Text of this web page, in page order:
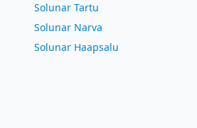
Solunar Tartu
Solunar Narva
Solunar Haapsalu